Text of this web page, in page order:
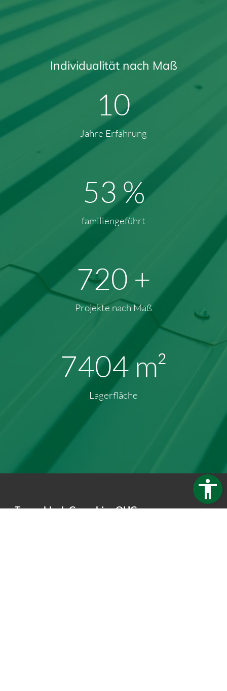
Individualität nach Maß
13
Jahre Erfahrung
70%
familiengeführt
928 +
Projekte nach Maß
9865m²
Lagerfläche
Trapezblech Gonschior OHG